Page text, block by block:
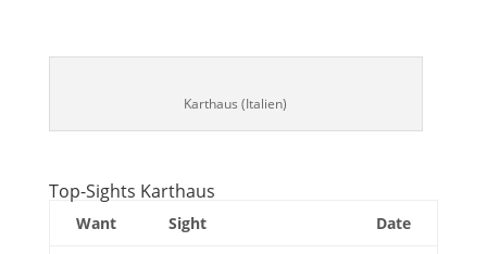
Karthaus (Italien)
Top-Sights Karthaus
Want Sight Date